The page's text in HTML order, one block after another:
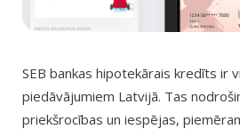
SEB bankas hipotekārais kredīts ir
piedāvājumiem Latvijā. Tas
priekšrocības un iespējas,